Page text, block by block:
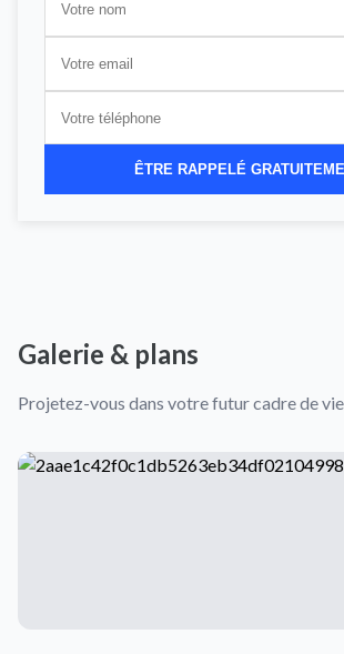
ÊTRE RAPPELÉ
Galerie & plans
Projetez-vous dans votre futur cadre de